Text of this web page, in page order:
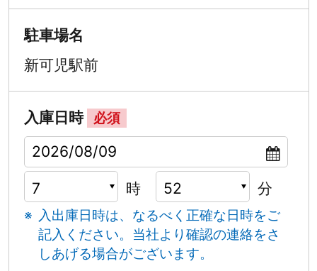
駐車場名
新可児駅前
入庫日時 必須
時 分
入出庫日時は、なるべく正確な日時をご
記入ください。 当社より確認の連絡をさ
しあげる場合がございます。